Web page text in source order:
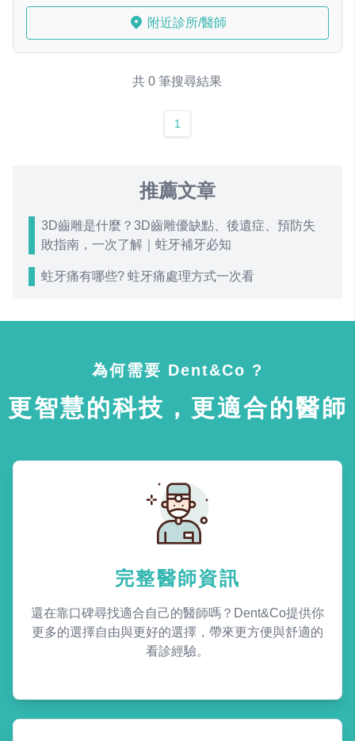
附近診所/醫師
共 0 筆搜尋結果
1
推薦文章
3D齒雕是什麼？3D齒雕優缺點、後遺症、預防失
敗指南，一次了解｜蛀牙補牙必知
蛀牙痛有哪些? 蛀牙痛處理方式一次看
為何需要 Dent&Co ?
更智慧的科技，更適合的醫師
完整醫師資訊
還在靠口碑尋找適合自己的醫師嗎？Dent&Co提供你
更多的選擇自由與更好的選擇，帶來更方便與舒適的
看診經驗。